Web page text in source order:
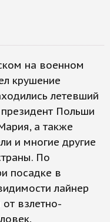
на военном
крушение
летевший
Польши
а также
и многие другие
По
посадке в
лайнер
взлетно-